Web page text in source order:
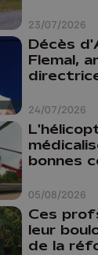
23/07/2026
24/07/2026
Décès
Flemal,
05/08/2026
bonnes
Ces
leur
de la